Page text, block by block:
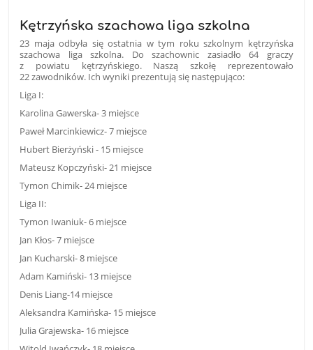
Kętrzyńska szachowa liga szkolna
23 maja odbyła się ostatnia w tym roku szkolnym kętrzyńska
szachowa liga szkolna. Do szachownic zasiadło 64 graczy
z powiatu kętrzyńskiego. Naszą szkołę reprezentowało
22 zawodników. Ich wyniki prezentują się następująco:
Liga I:
Karolina Gawerska- 3 miejsce
Paweł Marcinkiewicz- 7 miejsce
Hubert Bierżyński - 15 miejsce
Mateusz Kopczyński- 21 miejsce
Tymon Chimik- 24 miejsce
Liga II:
Tymon Iwaniuk- 6 miejsce
Jan Kłos- 7 miejsce
Jan Kucharski- 8 miejsce
Adam Kamiński- 13 miejsce
Denis Liang-14 miejsce
Aleksandra Kamińska- 15 miejsce
Julia Grajewska- 16 miejsce